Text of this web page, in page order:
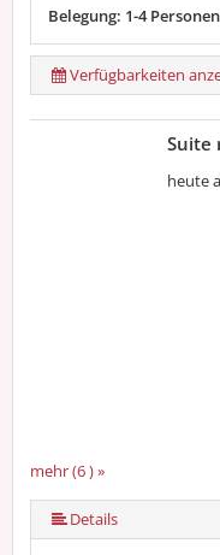
Belegung: 1-4 Personen
Verfügbarkeiten
mehr (6 ) »
mehr (6 ) »
mehr (6 ) »
Suite
heute
Details